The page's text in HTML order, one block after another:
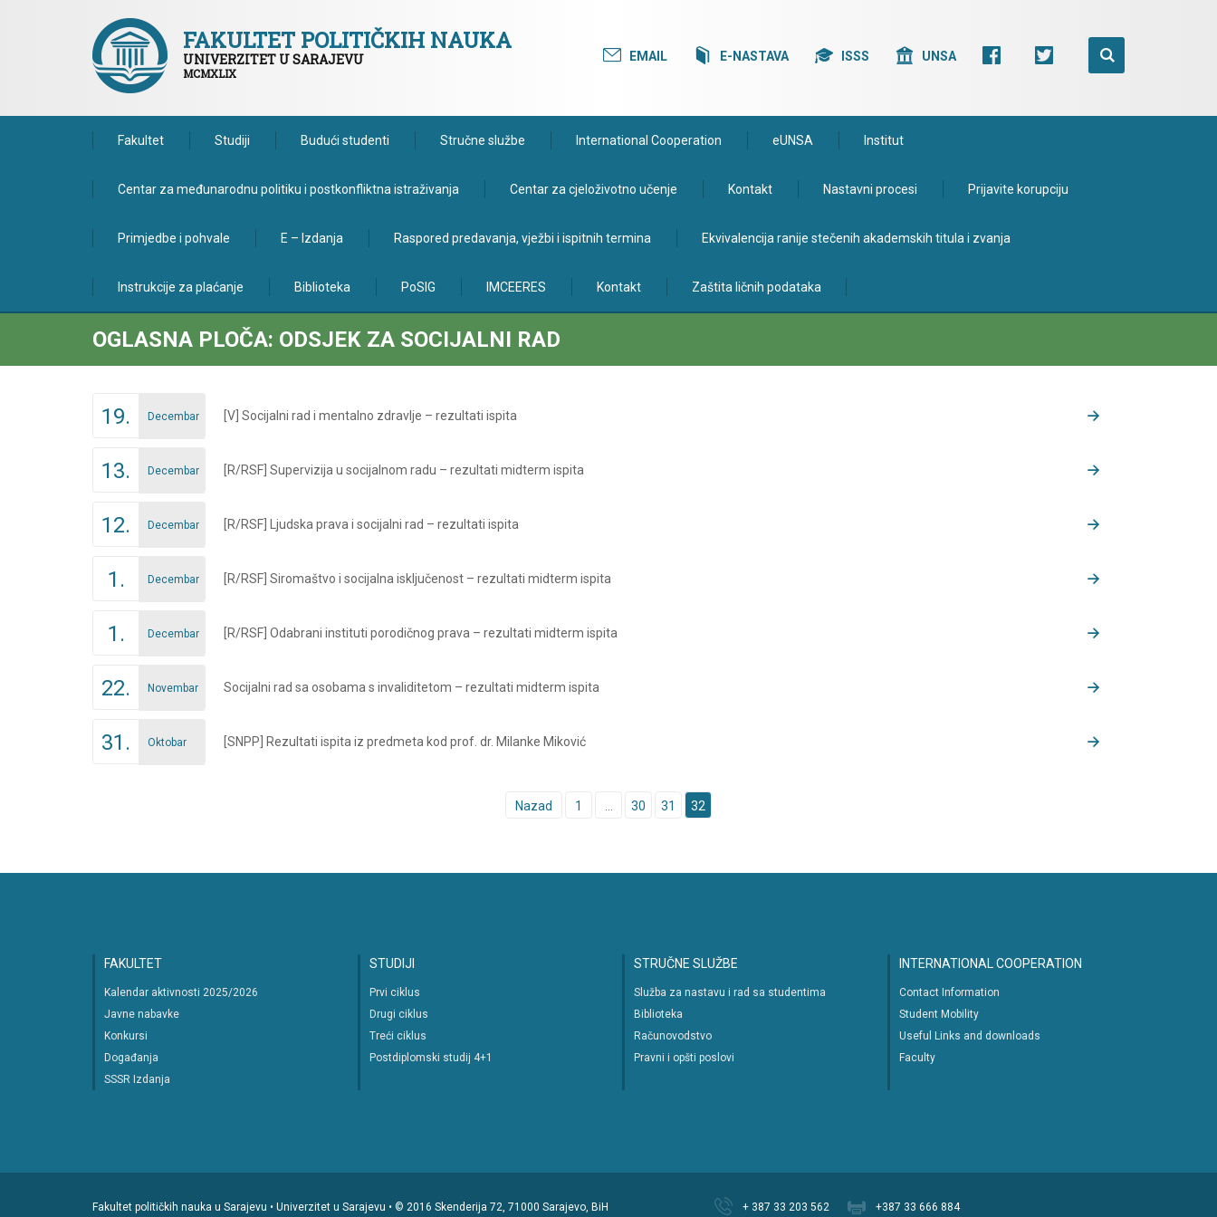
FAKULTET POLITIČKIH NAUKA
UNIVERZITET U SARAJEVU
MCMXLIX
EMAIL E-NASTAVA ISSS UNSA
Fakultet Studiji Budući studenti Stručne službe International Cooperation eUNSA Institut
Centar za međunarodnu politiku i postkonfliktna istraživanja Centar za cjeloživotno učenje Kontakt Nastavni procesi Prijavite korupciju
Primjedbe i pohvale E – Izdanja Raspored predavanja, vježbi i ispitnih termina Ekvivalencija ranije stečenih akademskih titula i zvanja
Instrukcije za plaćanje Biblioteka PoSIG IMCEERES Kontakt Zaštita ličnih podataka
OGLASNA PLOČA: ODSJEK ZA SOCIJALNI RAD
19. Decembar [V] Socijalni rad i mentalno zdravlje – rezultati ispita
13. Decembar [R/RSF] Supervizija u socijalnom radu – rezultati midterm ispita
12. Decembar [R/RSF] Ljudska prava i socijalni rad – rezultati ispita
1. Decembar [R/RSF] Siromaštvo i socijalna isključenost – rezultati midterm ispita
1. Decembar [R/RSF] Odabrani instituti porodičnog prava – rezultati midterm ispita
22. Novembar Socijalni rad sa osobama s invaliditetom – rezultati midterm ispita
31. Oktobar [SNPP] Rezultati ispita iz predmeta kod prof. dr. Milanke Miković
Nazad 1 30 31 32
FAKULTET
Kalendar aktivnosti 2025/2026
Javne nabavke
Konkursi
Događanja
SSSR Izdanja
STUDIJI
Prvi ciklus
Drugi ciklus
Treći ciklus
Postdiplomski studij 4+1
STRUČNE SLUŽBE
Služba za nastavu i rad sa studentima
Biblioteka
Računovodstvo
Pravni i opšti poslovi
INTERNATIONAL COOPERATION
Contact Information
Student Mobility
Useful Links and downloads
Faculty
Fakultet političkih nauka u Sarajevu • Univerzitet u Sarajevu • © 2016 Skenderija 72, 71000 Sarajevo, BiH + 387 33 203 562 +387 33 666 884